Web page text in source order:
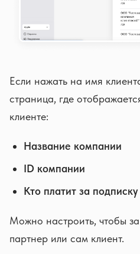
Если нажать на имя
страница, где
клиенте:
Название компании
ID компании
Кто платит за подписку
Можно настроить, чтобы
партнер или сам клиент.